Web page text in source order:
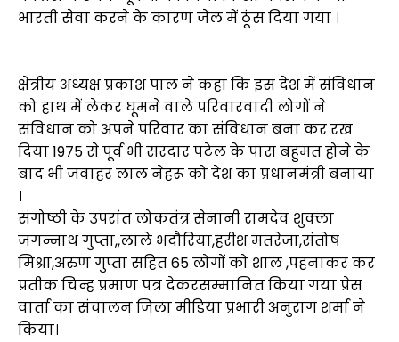
भारती सेवा करने के कारण जेल में ठूंस दिया गया ।
क्षेत्रीय अध्यक्ष प्रकाश पाल ने कहा कि इस देश में संविधान
को हाथ में लेकर घूमने वाले परिवारवादी लोगों ने
संविधान को अपने परिवार का संविधान बना कर रख
दिया 1975 से पूर्व भी सरदार पटेल के पास बहुमत होने के
बाद भी जवाहर लाल नेहरू को देश का प्रधानमंत्री बनाया
।
संगोष्ठी के उपरांत लोकतंत्र सेनानी रामदेव शुक्ला
जगन्नाथ गुप्ता,,लाले भदौरिया,हरीश मतरेजा,संतोष
मिश्रा,अरुण गुप्ता सहित 65 लोगों को शाल ,पहनाकर कर
प्रतीक चिन्ह प्रमाण पत्र देकरसम्मानित किया गया प्रेस
वार्ता का संचालन जिला मीडिया प्रभारी अनुराग शर्मा ने
किया।